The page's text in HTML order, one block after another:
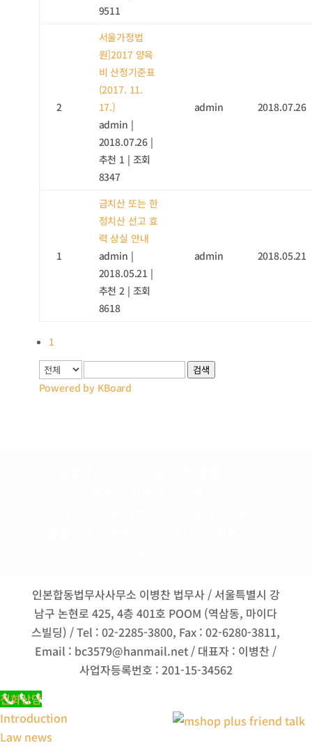
9511
2
서울가정법
원]2017 양육
비 산정기준표
(2017. 11.
17.)
admin |
2018.07.26 |
추천 1 | 조회
8347
admin 2018.07.26
1
금치산 또는 한
정치산 선고 효
력 상실 안내
admin |
2018.05.21 |
추천 2 | 조회
8618
admin 2018.05.21
1
검색
Powered by KBoard
인본합동법무사사무소 이병찬 법무사 / 서울특별시 강
남구 논현로 425, 4층 401호 POOM (역삼동, 마이다
스빌딩) / Tel : 02-2285-3800, Fax : 02-6280-3811,
Email : bc3579@hanmail.net / 대표자 : 이병찬 /
사업자등록번호 : 201-15-34562
전화상담
Introduction
Law news